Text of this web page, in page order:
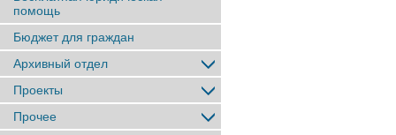
помощь
Бюджет для граждан
Архивный отдел
Проекты
Прочее